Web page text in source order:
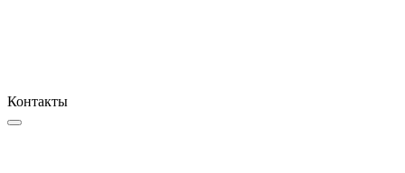
Контакты